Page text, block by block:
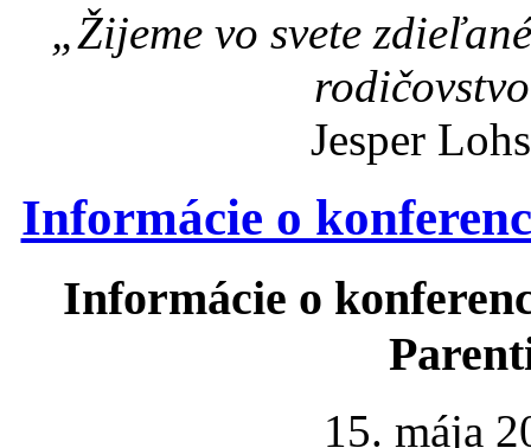
„Žijeme vo svete
Jesper
Informácie o
Informácie o
15. mája